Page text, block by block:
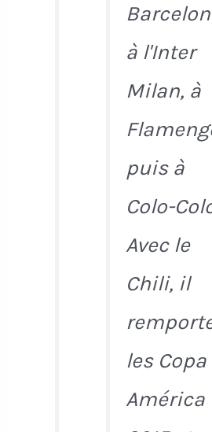
à l'Inter
Milan, à
puis à
Colo-
Avec le
Chili, il
les Copa
América